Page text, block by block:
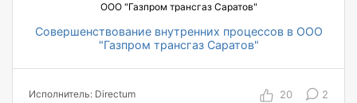
ООО "Газпром трансгаз Саратов"
Совершенствование внутренних процессов в ООО
"Газпром трансгаз Саратов"
21 филиал
Исполнитель: Directum 20 2